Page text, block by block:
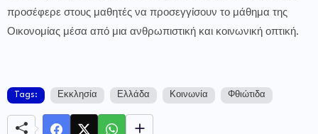
προσέφερε στους μαθητές να προσεγγίσουν το μάθημα της
Οικονομίας μέσα από μια ανθρωπιστική και κοινωνική οπτική.
Tags: Εκκλησία Ελλάδα Κοινωνία Φθιώτιδα